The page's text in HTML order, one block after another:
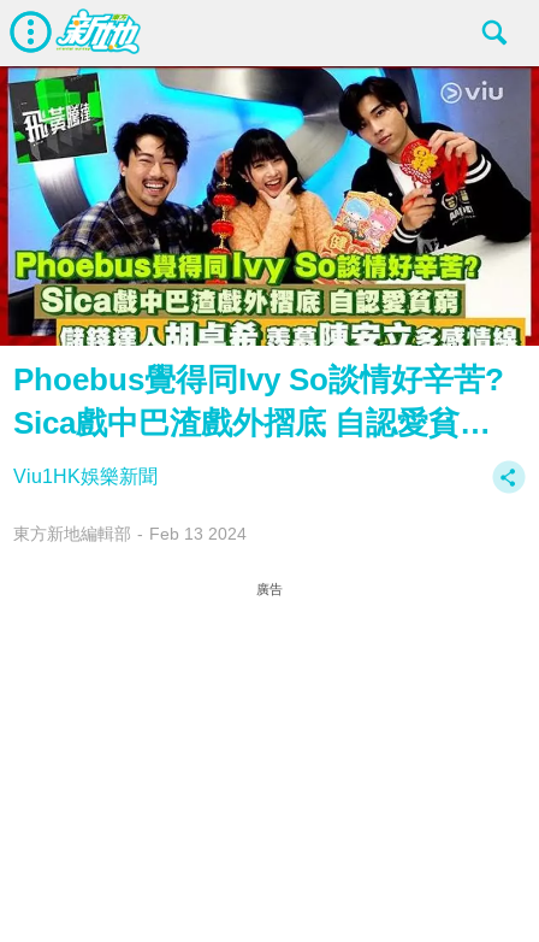
Phoebus覺得同Ivy So談情好辛苦?
Sica戲中巴渣戲外摺底 自認愛貧…
Viu1HK娛樂新聞
東方新地編輯部 Feb 13 2024
廣告